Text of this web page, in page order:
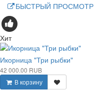
БЫСТРЫЙ ПРОСМОТР
Хит
Икорница "Три рыбки"
42 000.00 RUB
В корзину